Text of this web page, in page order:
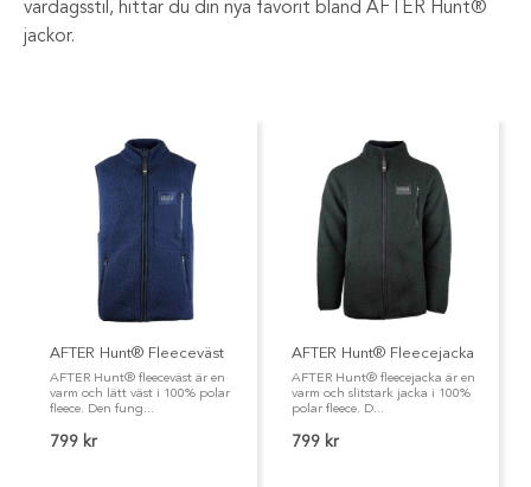
vardagsstil, hittar du din nya favorit bland AFTER Hunt®
jackor.
AFTER Hunt® Fleeceväst
AFTER Hunt® fleeceväst är en
varm och lätt väst i 100% polar
fleece. Den fung...
799 kr
AFTER Hunt® Fleecejacka
AFTER Hunt® fleecejacka är en
varm och slitstark jacka i 100%
polar fleece. D...
799 kr